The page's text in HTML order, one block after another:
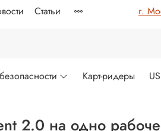
Статьи г.
Карт-ридеры
2.0 на одно